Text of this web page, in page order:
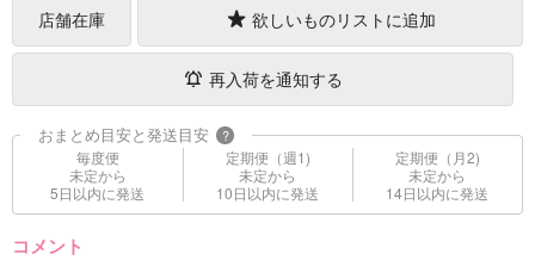
店舗在庫 欲しいものリストに追加
再入荷を通知する
おまとめ目安と発送目安 ?
毎度便
未定から
5日以内に発送
定期便（週1)
未定から
10日以内に発送
定期便（月2)
未定から
14日以内に発送
コメント